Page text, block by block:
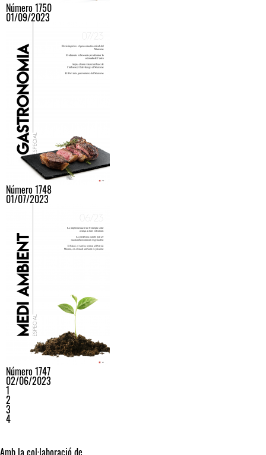
Número 1750
01/09/2023
Número 1748
01/07/2023
Número 1747
02/06/2023
1
2
3
4
Amb la col·laboració de